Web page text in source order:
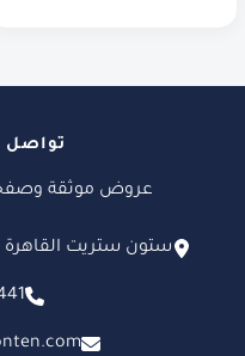
تواصل
عروض موثقة
ستون ستريت القاهرة